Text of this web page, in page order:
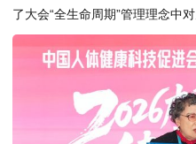
了大会“全生命周期”管理理念中